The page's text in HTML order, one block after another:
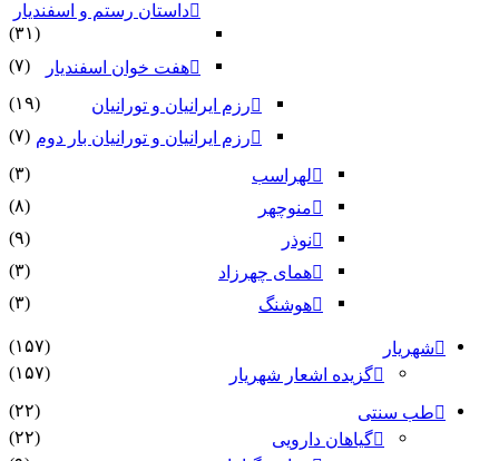
داستان رستم و اسفندیار
(۳۱)
هفت خوان اسفندیار
(۷)
رزم ایرانیان و تورانیان
(۱۹)
رزم ایرانیان و تورانیان بار دوم (۷)
لهراسب
(۳)
منوچهر
(۸)
نوذر
(۹)
هماى چهرزاد
(۳)
هوشنگ
(۳)
شهریار
(۱۵۷)
گزیده اشعار شهریار
(۱۵۷)
طب سنتی
(۲۲)
گیاهان دارویی
(۲۲)